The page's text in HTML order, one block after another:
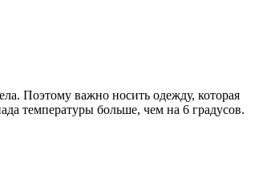
Поэтому важно носить одежду, которая
температуры больше, чем на 6 градусов.